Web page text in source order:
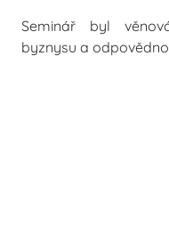
Seminář byl
byznysu a